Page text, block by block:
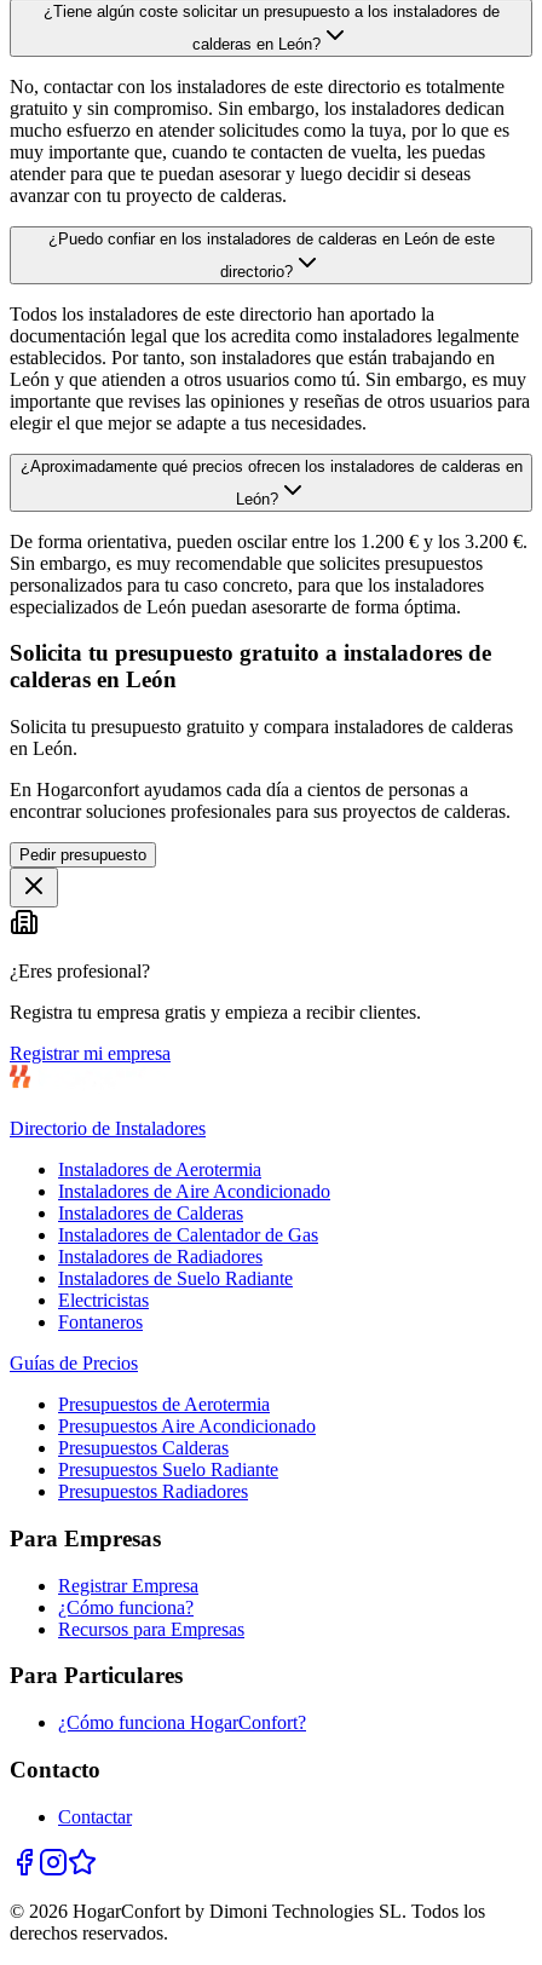
¿Tiene algún coste solicitar un presupuesto a los instaladores de
calderas en León?
No, contactar con los instaladores de este directorio es totalmente
gratuito y sin compromiso. Sin embargo, los instaladores dedican
mucho esfuerzo en atender solicitudes como la tuya, por lo que es
muy importante que, cuando te contacten de vuelta, les puedas
atender para que te puedan asesorar y luego decidir si deseas
avanzar con tu proyecto de calderas.
¿Puedo confiar en los instaladores de calderas en León de este
directorio?
Todos los instaladores de este directorio han aportado la
documentación legal que los acredita como instaladores legalmente
establecidos. Por tanto, son instaladores que están trabajando en
León y que atienden a otros usuarios como tú. Sin embargo, es muy
importante que revises las opiniones y reseñas de otros usuarios para
elegir el que mejor se adapte a tus necesidades.
¿Aproximadamente qué precios ofrecen los instaladores de calderas en
León?
De forma orientativa, pueden oscilar entre los 1.200 € y los 3.200 €.
Sin embargo, es muy recomendable que solicites presupuestos
personalizados para tu caso concreto, para que los instaladores
especializados de León puedan asesorarte de forma óptima.
Solicita tu presupuesto gratuito a instaladores de
calderas en León
Solicita tu presupuesto gratuito y compara instaladores de calderas
en León.
En Hogarconfort ayudamos cada día a cientos de personas a
encontrar soluciones profesionales para sus proyectos de calderas.
Pedir presupuesto
¿Eres profesional?
Registra tu empresa gratis y empieza a recibir clientes.
Registrar mi empresa
Directorio de Instaladores
Instaladores de Aerotermia
Instaladores de Aire Acondicionado
Instaladores de Calderas
Instaladores de Calentador de Gas
Instaladores de Radiadores
Instaladores de Suelo Radiante
Electricistas
Fontaneros
Guías de Precios
Presupuestos de Aerotermia
Presupuestos Aire Acondicionado
Presupuestos Calderas
Presupuestos Suelo Radiante
Presupuestos Radiadores
Para Empresas
Registrar Empresa
¿Cómo funciona?
Recursos para Empresas
Para Particulares
¿Cómo funciona HogarConfort?
Contacto
Contactar
© 2026 HogarConfort by Dimoni Technologies SL. Todos los
derechos reservados.